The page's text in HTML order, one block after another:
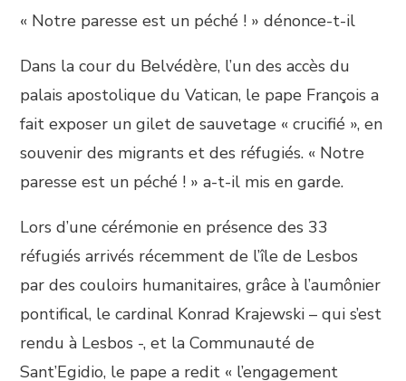
« Notre paresse est un péché ! » dénonce-t-il
Dans la cour du Belvédère, l’un des accès du
palais apostolique du Vatican, le pape François a
fait exposer un gilet de sauvetage « crucifié », en
souvenir des migrants et des réfugiés. « Notre
paresse est un péché ! » a-t-il mis en garde.
Lors d’une cérémonie en présence des 33
réfugiés arrivés récemment de l’île de Lesbos
par des couloirs humanitaires, grâce à l’aumônier
pontifical, le cardinal Konrad Krajewski – qui s’est
rendu à Lesbos -, et la Communauté de
Sant’Egidio, le pape a redit « l’engagement